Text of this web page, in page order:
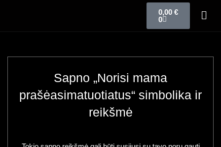
0,00 €
0
Sapno „Norisi mama
prašėasimatuotiatus“ simbolika ir
reikšmė